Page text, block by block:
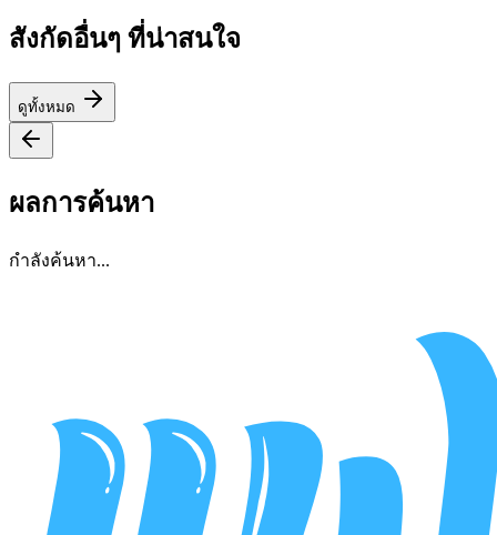
สังกัดอื่นๆ ที่น่าสนใจ
ดูทั้งหมด
ผลการค้นหา
กำลังค้นหา...